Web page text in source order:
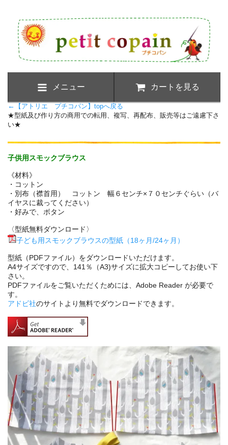
メニュー カートを見る
←
【アトリエ プチコパン】topへ戻る
★型紙及び作り方の商用での転用、複写、再配布、販売等はご遠慮下さ
い★
子供用スモックブラウス
《材料》
・コットン
・別布（襟首用） コットン 幅６センチ×７０センチぐらい（バ
イヤスに裁ってください）
・好みで、ボタン
〈型紙無料ダウンロード〉
子ども用スモックブラウスの型紙（18ヶ月/24ヶ月）
型紙（PDFファイル）をダウンロードいただけます。
A4サイズですので、141％（A3)サイズに拡大コピーしてお使い下
さい。
PDFファイルをご覧いただくためには、Adobe Reader が必要で
す。
アドビ社のサイトより無料でダウンロードできます。